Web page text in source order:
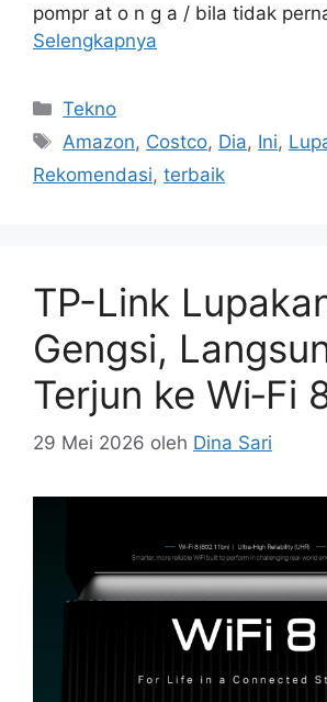
pompr at o n g a / bila tidak
Selengkapnya
Kategori
Tekno
Tag
Amazon, Costco, Dia, Ini,
Rekomendasi, terbaik
TP-Link
Gengsi,
Terjun ke Wi‑Fi
29 Mei 2026 oleh Dina Sari